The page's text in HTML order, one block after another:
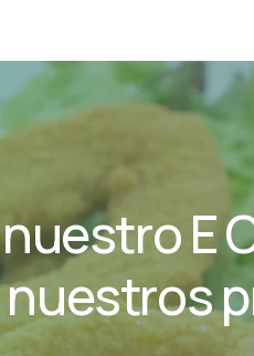
nuestroE
nuestros